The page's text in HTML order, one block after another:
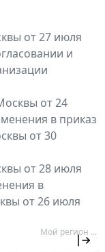
от 27 июля
и
от 24
в приказ
от 30
от 28 июля
в
от 26 июля
Мой регион ...